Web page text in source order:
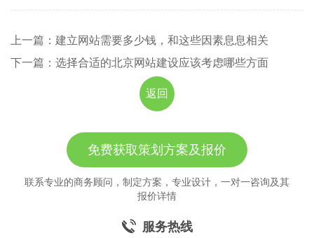
上一篇：建立网站需要多少钱，和这些因素息息相关
下一篇：选择合适的北京网站建设应该考虑哪些方面
返回
免费获取策划方案及报价
联系专业的商务顾问，制定方案，专业设计，一对一咨询及其
报价详情
服务热线